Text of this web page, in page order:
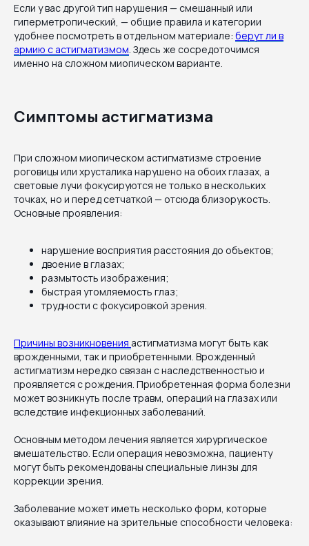
Если у вас другой тип нарушения — смешанный или
гиперметропический, — общие правила и категории
удобнее посмотреть в отдельном материале: берут ли в
армию с астигматизмом . Здесь же сосредоточимся
именно на сложном миопическом варианте.
Симптомы астигматизма
При сложном миопическом астигматизме строение
роговицы или хрусталика нарушено на обоих глазах, а
световые лучи фокусируются не только в нескольких
точках, но и перед сетчаткой — отсюда близорукость.
Основные проявления:
нарушение восприятия расстояния до объектов;
двоение в глазах;
размытость изображения;
быстрая утомляемость глаз;
трудности с фокусировкой зрения.
Причины возникновения астигматизма могут быть как
врожденными, так и приобретенными. Врожденный
астигматизм нередко связан с наследственностью и
проявляется с рождения. Приобретенная форма болезни
может возникнуть после травм, операций на глазах или
вследствие инфекционных заболеваний.
Основным методом лечения является хирургическое
вмешательство. Если операция невозможна, пациенту
могут быть рекомендованы специальные линзы для
коррекции зрения.
Заболевание может иметь несколько форм, которые
оказывают влияние на зрительные способности человека: